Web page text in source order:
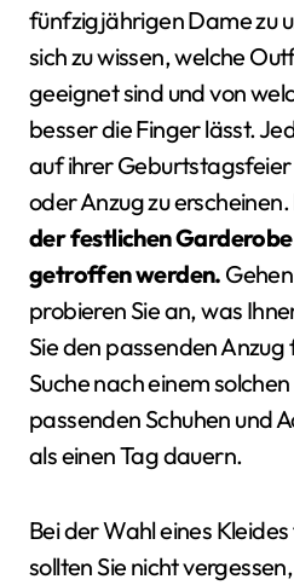
fünfzigjährigen Dame zu
sich zu wissen, welche
geeignet sind und von
besser die Finger lässt.
auf ihrer Geburtstagsfeier
oder Anzug zu
der festlichen
getroffen werden.
probieren Sie an, was
Sie den passenden
Suche nach einem
passenden Schuhen und
als einen Tag dauern.
Bei der Wahl eines
sollten Sie nicht